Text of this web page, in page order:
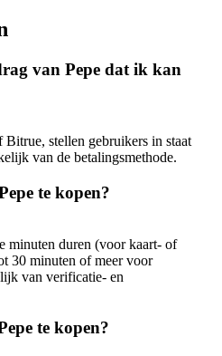
van Pepe dat ik kan
Bitrue, stellen gebruikers in staat
van de betalingsmethode.
te kopen?
minuten duren (voor kaart- of
30 minuten of meer voor
van verificatie- en
te kopen?